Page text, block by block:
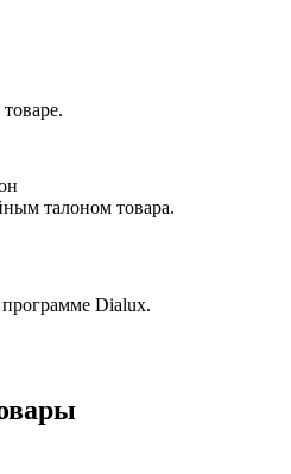
талоном товара.
Dialux.